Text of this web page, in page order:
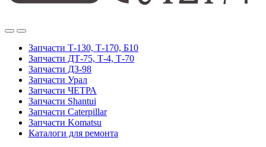
Запчасти Т-130, Т-170, Б10
Запчасти ДТ-75, Т-4, Т-70
Запчасти ДЗ-98
Запчасти Урал
Запчасти ЧЕТРА
Запчасти Shantui
Запчасти Caterpillar
Запчасти Komatsu
Каталоги для ремонта